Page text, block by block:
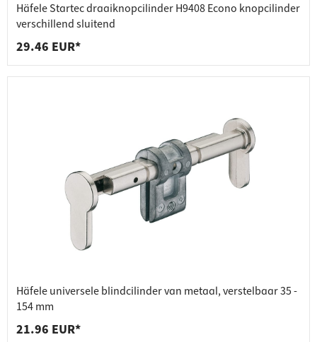
Häfele Startec draaiknopcilinder H9408 Econo knopcilinder
verschillend sluitend
29.46 EUR*
Häfele universele blindcilinder van metaal, verstelbaar 35 -
154 mm
21.96 EUR*